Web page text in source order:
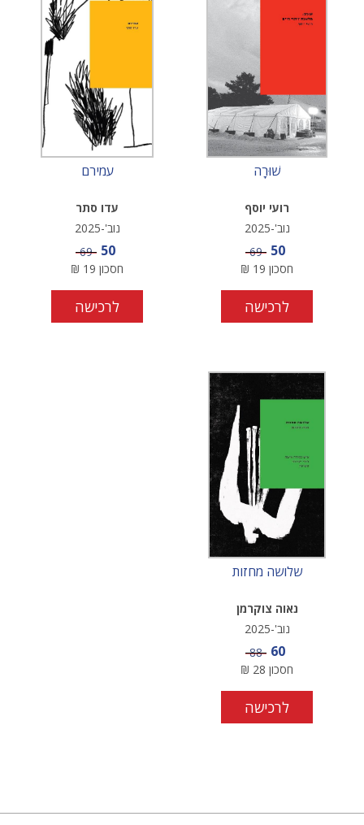
שׁוּרָה
רועי יוסף
נוב'-2025
מחיר מבצע
50 מחיר
69
חסכון 19
₪
לרכישה
עמירם
עדו סתר
נוב'-2025
מחיר מבצע
50 מחיר
69
חסכון 19
₪
לרכישה
שלושה מחזות
נאוה צוקרמן
נוב'-2025
מחיר מבצע
60 מחיר
88
חסכון 28
₪
לרכישה